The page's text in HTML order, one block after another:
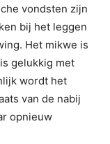
vondsten zijn
bij het leggen
Het mikwe is
gelukkig met
wordt het
van de nabij
opnieuw